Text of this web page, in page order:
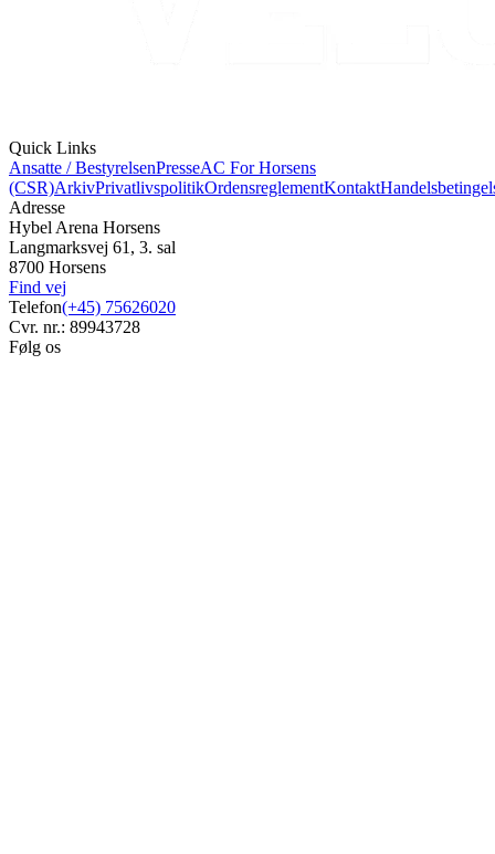
Quick Links
Ansatte / BestyrelsenPresseAC For Horsens
(CSR)ArkivPrivatlivspolitikOrdensreglementKontakt
Adresse
Hybel Arena Horsens
Langmarksvej 61, 3. sal
8700 Horsens
Find vej
Telefon(+45) 75626020
Cvr. nr.: 89943728
Følg os